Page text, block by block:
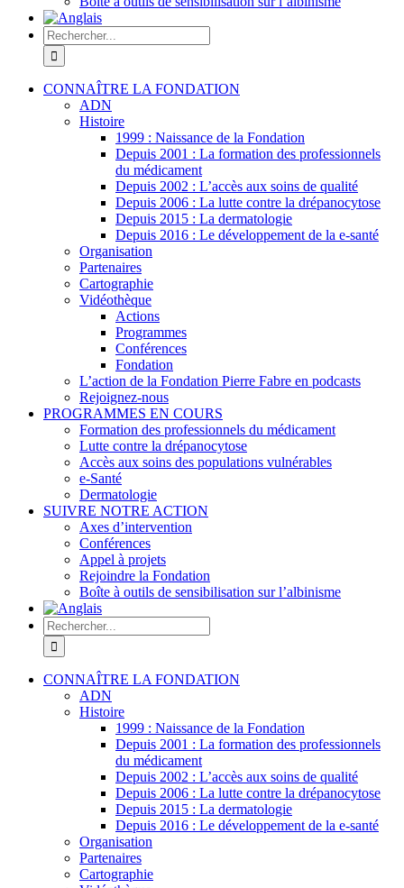
Rechercher:
CONNAÎTRE LA FONDATION
ADN
Histoire
1999 : Naissance de la Fondation
Depuis 2001 : La formation des professionnels
du médicament
Depuis 2002 : L’accès aux soins de qualité
Depuis 2006 : La lutte contre la drépanocytose
Depuis 2015 : La dermatologie
Depuis 2016 : Le développement de la e-santé
Organisation
Partenaires
Cartographie
Vidéothèque
Actions
Programmes
Conférences
Fondation
L’action de la Fondation Pierre Fabre en podcasts
Rejoignez-nous
PROGRAMMES EN COURS
Formation des professionnels du médicament
Lutte contre la drépanocytose
Accès aux soins des populations vulnérables
e-Santé
Dermatologie
SUIVRE NOTRE ACTION
Axes d’intervention
Conférences
Appel à projets
Rejoindre la Fondation
Boîte à outils de sensibilisation sur l’albinisme
Rechercher:
CONNAÎTRE LA FONDATION
ADN
Histoire
1999 : Naissance de la Fondation
Depuis 2001 : La formation des professionnels
du médicament
Depuis 2002 : L’accès aux soins de qualité
Depuis 2006 : La lutte contre la drépanocytose
Depuis 2015 : La dermatologie
Depuis 2016 : Le développement de la e-santé
Organisation
Partenaires
Cartographie